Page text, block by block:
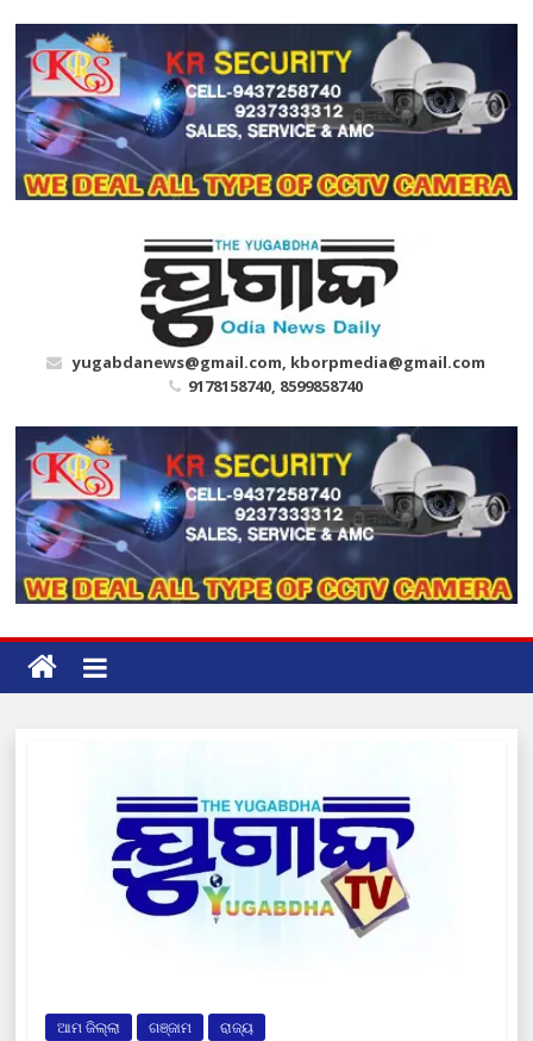
content
yugabdanews@gmail.com, kborpmedia@gmail.com
9178158740, 8599858740
ଆମ ଜିଲ୍ଲା ଗଞ୍ଜାମ ରାଜ୍ୟ